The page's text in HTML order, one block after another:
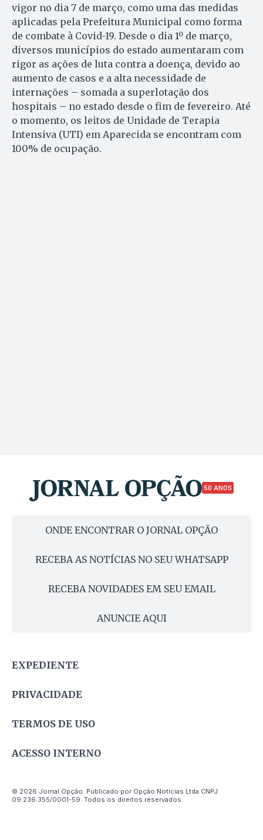
vigor no dia 7 de março, como uma das medidas
aplicadas pela Prefeitura Municipal como forma
de combate à Covid-19. Desde o dia 1º de março,
diversos municípios do estado aumentaram com
rigor as ações de luta contra a doença, devido ao
aumento de casos e a alta necessidade de
internações – somada a superlotação dos
hospitais – no estado desde o fim de fevereiro. Até
o momento, os leitos de Unidade de Terapia
Intensiva (UTI) em Aparecida se encontram com
100% de ocupação.
50 ANOS
ONDE ENCONTRAR O JORNAL OPÇÃO
RECEBA AS NOTÍCIAS NO SEU WHATSAPP
RECEBA NOVIDADES EM SEU EMAIL
ANUNCIE AQUI
EXPEDIENTE
PRIVACIDADE
TERMOS DE USO
ACESSO INTERNO
© 2026 Jornal Opção. Publicado por Opção Notícias Ltda CNPJ
09.236.355/0001-59. Todos os direitos reservados.